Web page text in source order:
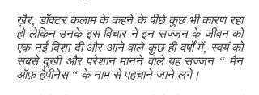
ख़ैर, डॉक्टर कलाम के कहने के पीछे कुछ भी कारण रहा
हो लेकिन उनके इस विचार ने इन सज्जन के जीवन को
एक नई दिशा दी और आने वाले कुछ ही वर्षों में, स्वयं को
सबसे दुखी और परेशान मानने वाले यह सज्जन “ मैन
ऑफ़ हैपीनेस “ के नाम से पहचाने जाने लगे।